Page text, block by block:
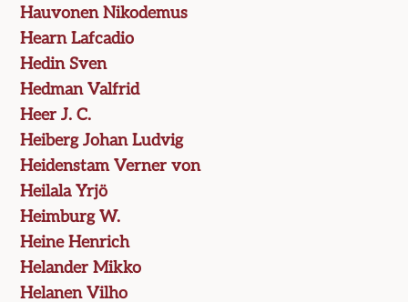
Hauvonen Nikodemus
Hearn Lafcadio
Hedin Sven
Hedman Valfrid
Heer J. C.
Heiberg Johan Ludvig
Heidenstam Verner von
Heilala Yrjö
Heimburg W.
Heine Henrich
Helander Mikko
Helanen Vilho